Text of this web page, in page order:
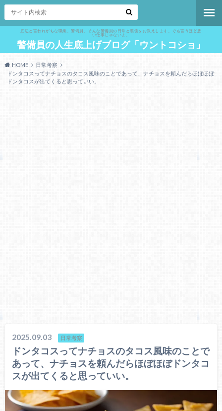
底辺と言われがちな職業、警備員。そんな警備員の日常と裏側をお教えします。でも言うほど悪
い仕事じゃないよ。
警備員の人生底上げブログ「ウントコショ」
HOME
日常考察
ドンタコスってナチョスのタコス風味のことであって、ナチョスを頼んだらほぼほぼ
ドンタコスが出てくると思っていい。
2025.09.03 日常考察
ドンタコスってナチョスのタコス風味のことで
あって、ナチョスを頼んだらほぼほぼドンタコ
スが出てくると思っていい。